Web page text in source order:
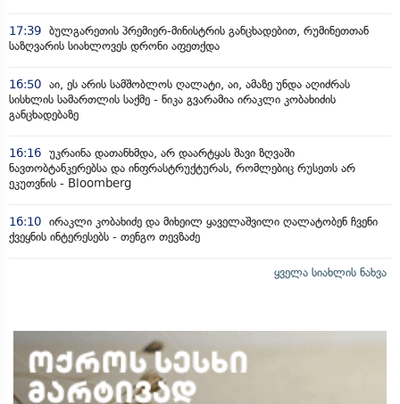
17:39 ბულგარეთის პრემიერ-მინისტრის განცხადებით, რუმინეთთან
საზღვარის სიახლოვეს დრონი აფეთქდა
16:50 აი, ეს არის სამშობლოს ღალატი, აი, ამაზე უნდა აღიძრას
სისხლის სამართლის საქმე - ნიკა გვარამია ირაკლი კობახიძის
განცხადებაზე
16:16 უკრაინა დათანხმდა, არ დაარტყას შავი ზღვაში
ნავთობტანკერებსა და ინფრასტრუქტურას, რომლებიც რუსეთს არ
ეკუთვნის - Bloomberg
16:10 ირაკლი კობახიძე და მიხეილ ყაველაშვილი ღალატობენ ჩვენი
ქვეყნის ინტერესებს - თენგო თევზაძე
ყველა სიახლის ნახვა